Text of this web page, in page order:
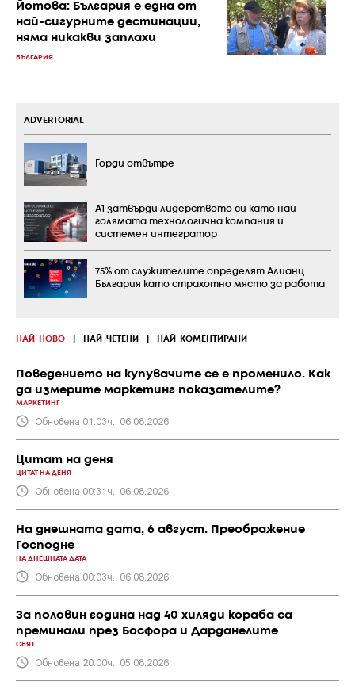
Йотова: България е една от
най-сигурните дестинации,
няма никакви заплахи
БЪЛГАРИЯ
НАЙ-НОВО НАЙ-ЧЕТЕНИ НАЙ-КОМЕНТИРАНИ
Поведението на купувачите се е променило. Как
да измерите маркетинг показателите?
МАРКЕТИНГ
Обновена 01:03ч., 06.08.2026
Цитат на деня
ЦИТАТ НА ДЕНЯ
Обновена 00:31ч., 06.08.2026
На днешната дата, 6 август. Преображение
Господне
НА ДНЕШНАТА ДАТА
Обновена 00:03ч., 06.08.2026
За половин година над 40 хиляди кораба са
преминали през Босфора и Дарданелите
СВЯТ
Обновена 20:00ч., 05.08.2026
ADVERTORIAL
Горди отвътре
А1 затвърди лидерството си като най-
голямата технологична компания и
системен интегратор
75% от служителите определят Алианц
България като страхотно място за работа